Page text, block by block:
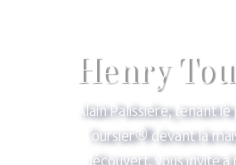
Henry
Alain Palissière, tenant
Toursier®devant la
découvert, vous invite